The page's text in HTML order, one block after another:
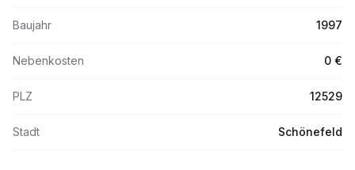
Baujahr 1997
Nebenkosten 0 €
PLZ 12529
Stadt Schönefeld